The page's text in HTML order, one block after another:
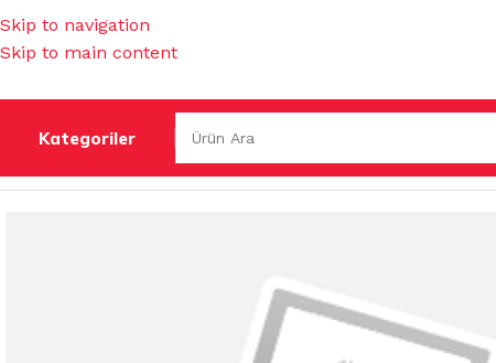
Skip to navigation
Skip to main content
Kategoriler
İŞ GÜVENLİĞİ & HIRDAVAT/MUHTELİF